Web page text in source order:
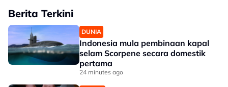
Berita Terkini
DUNIA
Indonesia mula pembinaan kapal
selam Scorpene secara domestik
pertama
24 minutes ago